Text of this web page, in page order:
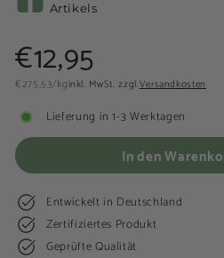
Artikels
Normaler
Preis
€12,95€12,95
€275,53€275,53
/kginkl. MwSt. zzgl.Versandkosten
Lieferung in 1-3 Werktagen
In den
Entwickelt in Deutschland
Zertifiziertes Produkt
Geprüfte Qualität